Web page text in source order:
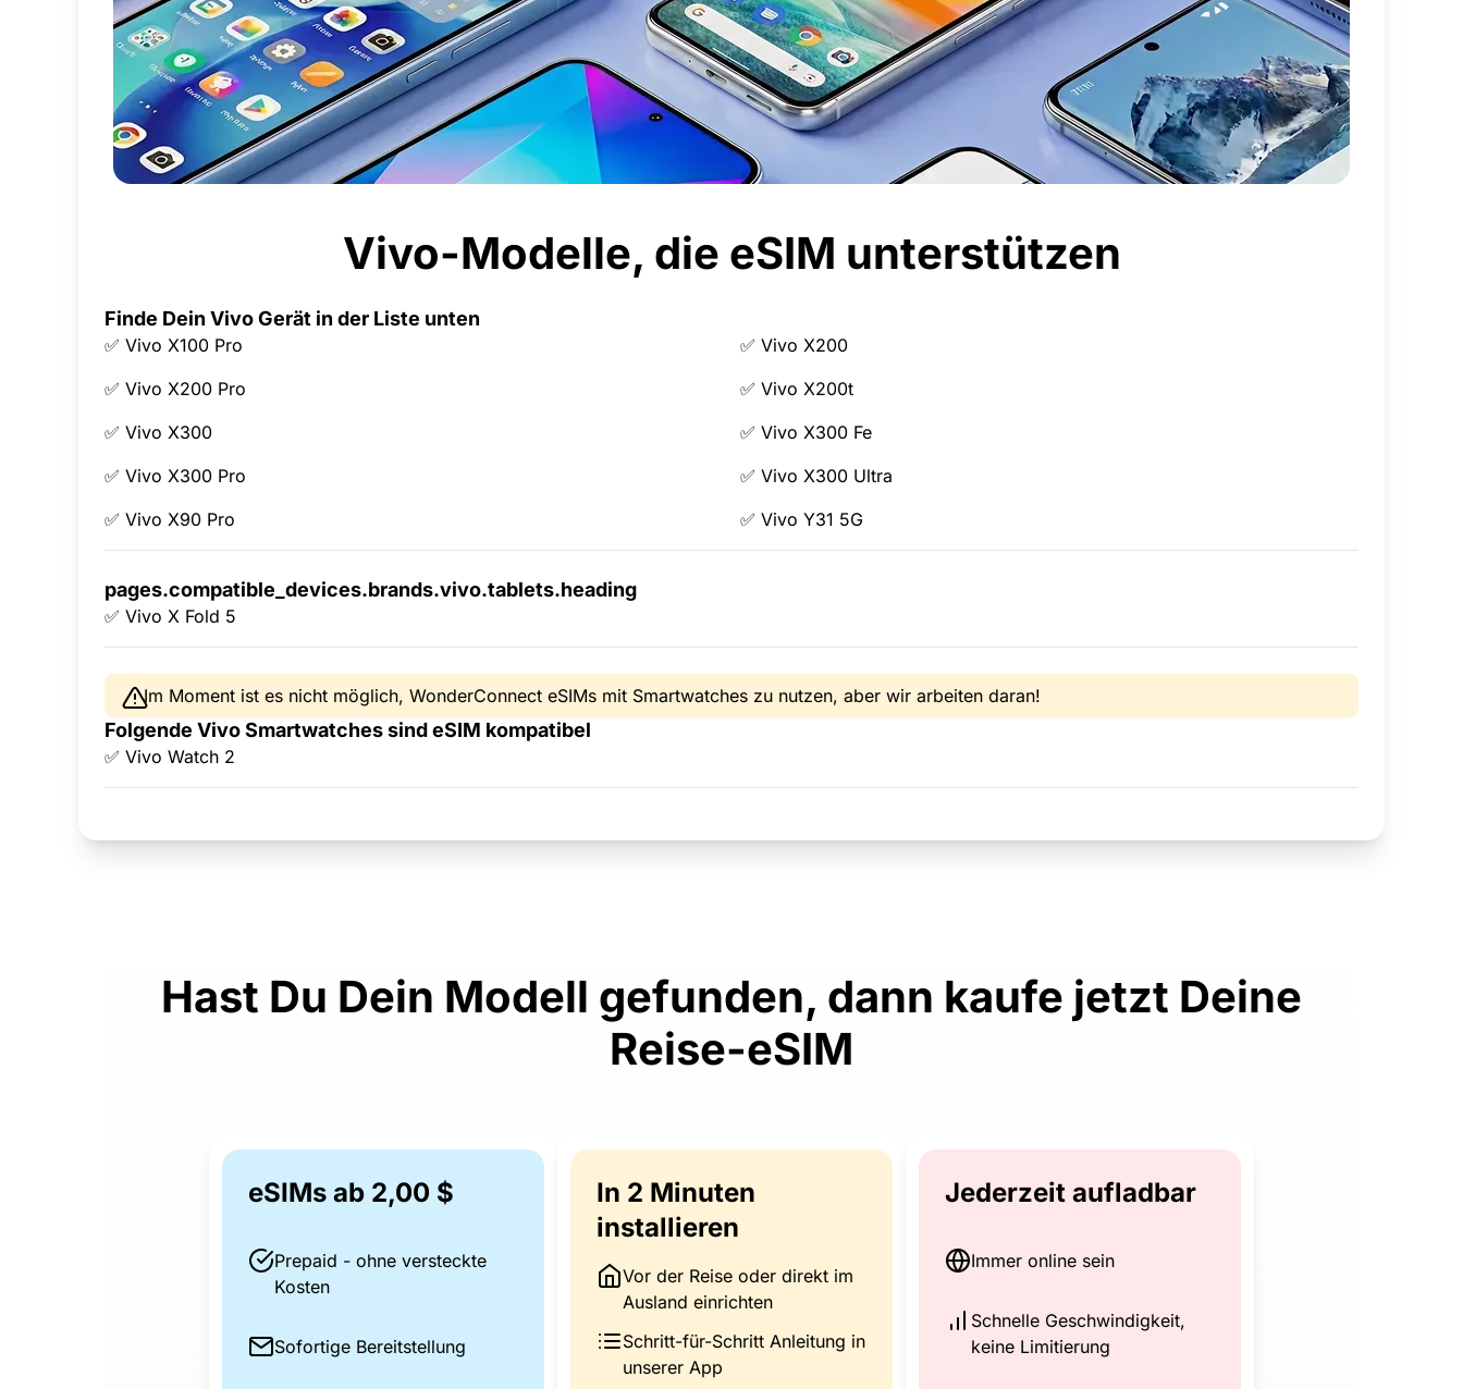
Vivo-Modelle, die eSIM unterstützen
Finde Dein Vivo Gerät in der Liste unten
✅ Vivo X100 Pro
✅ Vivo X200
✅ Vivo X200 Pro
✅ Vivo X200t
✅ Vivo X300
✅ Vivo X300 Fe
✅ Vivo X300 Pro
✅ Vivo X300 Ultra
✅ Vivo X90 Pro
✅ Vivo Y31 5G
pages.compatible_devices.brands.vivo.tablets.heading
✅ Vivo X Fold 5
Im Moment ist es nicht möglich, WonderConnect eSIMs mit Smartwatches zu nutzen, aber wir arbeiten daran!
Folgende Vivo Smartwatches sind eSIM kompatibel
✅ Vivo Watch 2
Hast Du Dein Modell gefunden, dann kaufe jetzt Deine
Reise-eSIM
eSIMs ab 2,00 $
Prepaid - ohne versteckte
Kosten
Sofortige Bereitstellung
In 2 Minuten
installieren
Vor der Reise oder direkt im
Ausland einrichten
Schritt-für-Schritt Anleitung in
unserer App
Jederzeit aufladbar
Immer online sein
Schnelle Geschwindigkeit,
keine Limitierung